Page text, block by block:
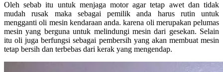
Oleh sebab itu untuk menjaga motor agar tetap awet dan tidak
mudah rusak maka sebagai pemilik anda harus rutin untuk
mengganti oli mesin kendaraan anda. karena oli merupakan pelumas
mesin yang berguna untuk melindungi mesin dari gesekan. Selain
itu oli juga berfungsi sebagai pembersih yang akan membuat mesin
tetap bersih dan terbebas dari kerak yang mengendap.